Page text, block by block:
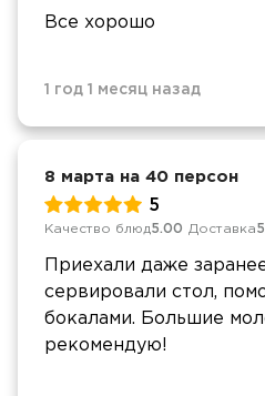
Все хорошо
1 год 1 месяц назад
8 марта на 40 персон
5
Качество блюд5.00 Доставка
Приехали даже
сервировали стол,
бокалами. Большие
рекомендую!